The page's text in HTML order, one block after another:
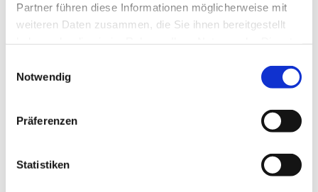
Partner führen diese Informationen möglicherweise mit
weiteren Daten zusammen, die Sie ihnen bereitgestellt
Notwendig
Präferenzen
Statistiken
Dies könnte Sie auch interessieren